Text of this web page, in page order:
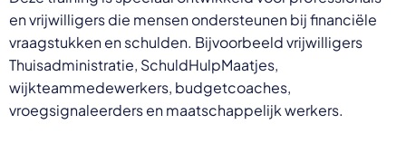
en vrijwilligers die mensen ondersteunen bij financiële
vraagstukken en schulden. Bijvoorbeeld vrijwilligers
Thuisadministratie, SchuldHulpMaatjes,
wijkteammedewerkers, budgetcoaches,
vroegsignaleerders en maatschappelijk werkers.